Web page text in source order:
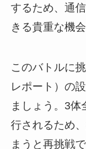
するため、通
きる貴重な機会
このバトルに
レポート）の
ましょう。3体
行されるため
まうと再挑戦